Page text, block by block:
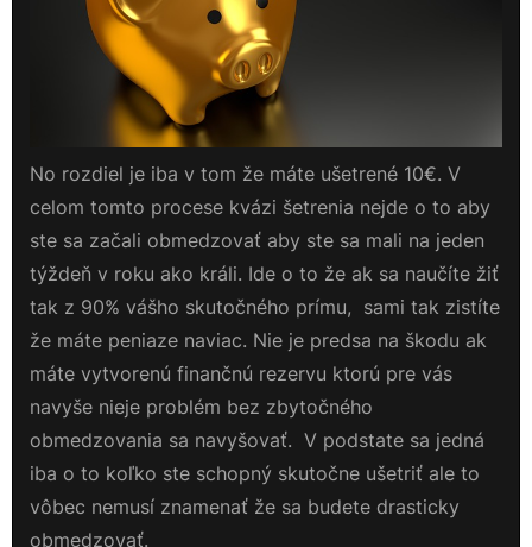
No rozdiel je iba v tom že máte ušetrené 10€. V
celom tomto procese kvázi šetrenia nejde o to aby
ste sa začali obmedzovať aby ste sa mali na jeden
týždeň v roku ako králi. Ide o to že ak sa naučíte žiť
tak z 90% vášho skutočného prímu, sami tak zistíte
že máte peniaze naviac. Nie je predsa na škodu ak
máte vytvorenú finančnú rezervu ktorú pre vás
navyše nieje problém bez zbytočného
obmedzovania sa navyšovať. V podstate sa jedná
iba o to koľko ste schopný skutočne ušetriť ale to
vôbec nemusí znamenať že sa budete drasticky
obmedzovať.